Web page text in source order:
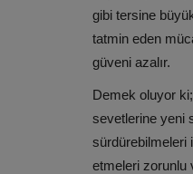
gibi tersine
tatmin eden
güveni azalır.
Demek oluyor
sevetlerine yeni
sürdürebilmeleri
etmeleri zorunlu